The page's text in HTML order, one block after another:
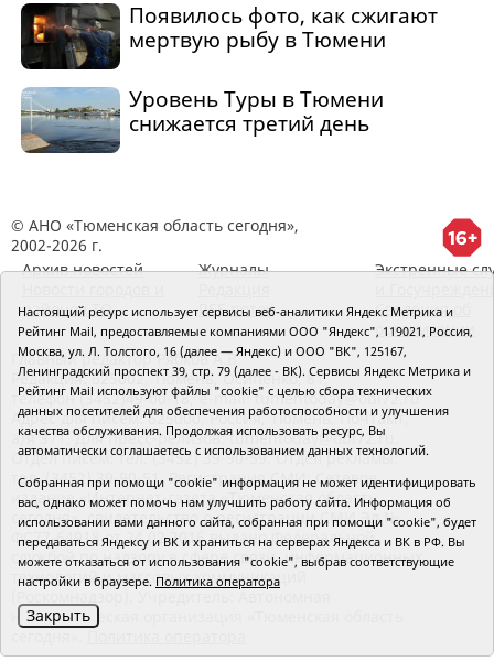
Появилось фото, как сжигают
мертвую рыбу в Тюмени
Уровень Туры в Тюмени
снижается третий день
© АНО «Тюменская область сегодня»,
2002-2026 г.
Архив новостей
районов ТО
Журналы
RSS поток
Экстренные
Сведения об
организации
Главный редактор Рябков А.В.
Редакция: 625002, Тюмень, Осипенко, 81,
телефон (3452)49-00-18, e-mail: tumentoday@obl72.ru
Адрес для писем: 625000, Россия, Тюмень, Почтамт,
а/я 371. Для пресс-релизов: tumentoday@obl72.ru.
Отдел писем: тел. (3452) 39-90-59. Отдел рекламы:
тел. (3452) 39-90-51. Регистрация СМИ: Сетевое
издание «Интернет-газета «Тюменская область
сегодня», свидетельство о регистрации СМИ Эл №
ФС77-64918 от 24.02.2016 выдано Федеральной
службой по надзору в сфере связи, информационных
технологий и массовых коммуникаций
некоммерческая организация «Тюменская область
Настоящий ресурс использует сервисы веб-аналитики Яндекс Метрика и
Рейтинг Mail, предоставляемые компаниями ООО "Яндекс", 119021, Россия,
Москва, ул. Л. Толстого, 16 (далее — Яндекс) и ООО "ВК", 125167,
Ленинградский проспект 39, стр. 79 (далее - ВК). Сервисы Яндекс Метрика и
Рейтинг Mail используют файлы "cookie" с целью сбора технических
данных посетителей для обеспечения работоспособности и улучшения
качества обслуживания. Продолжая использовать ресурс, Вы
автоматически соглашаетесь с использованием данных технологий.
Собранная при помощи "cookie" информация не может идентифицировать
вас, однако может помочь нам улучшить работу сайта. Информация об
использовании вами данного сайта, собранная при помощи "cookie", будет
передаваться Яндексу и ВК и храниться на серверах Яндекса и ВК в РФ. Вы
можете отказаться от использования "cookie", выбрав соответствующие
настройки в браузере. Политика оператора
Закрыть